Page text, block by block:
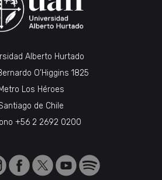
Alberto Hurtado
O’Higgins 1825
Los Héroes
de Chile
+56 2 2692 0200